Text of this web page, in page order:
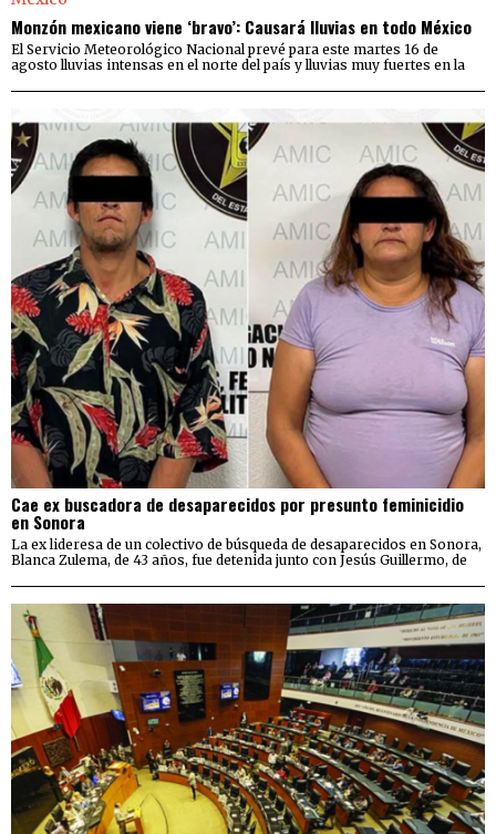
Monzón mexicano viene ‘bravo’: Causará lluvias en todo México
El Servicio Meteorológico Nacional prevé para este martes 16 de
agosto lluvias intensas en el norte del país y lluvias muy fuertes en la
Cae ex buscadora de desaparecidos por presunto feminicidio
en Sonora
La ex lideresa de un colectivo de búsqueda de desaparecidos en Sonora,
Blanca Zulema, de 43 años, fue detenida junto con Jesús Guillermo, de